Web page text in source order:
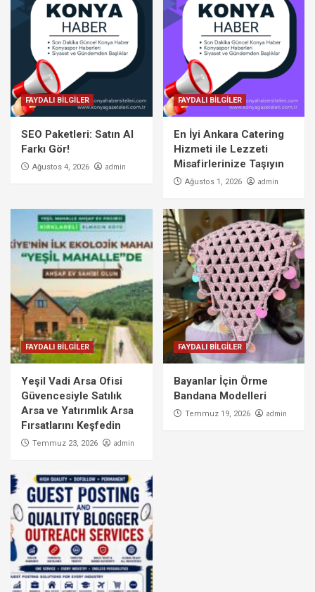
FAYDALI BİLGİLER
SEO Paketleri: Satın Al
Farkı Gör!
Ağustos 4, 2026 admin
FAYDALI BİLGİLER
En İyi Ankara Catering
Hizmeti ile Lezzeti
Misafirlerinize Taşıyın
Ağustos 1, 2026 admin
FAYDALI BİLGİLER
Yeşil Vadi Arsa Ofisi
Güvencesiyle Satılık
Arsa ve Yatırımlık Arsa
Fırsatlarını Keşfedin
Temmuz 23, 2026 admin
FAYDALI BİLGİLER
Bayanlar İçin Örme
Bandana Modelleri
Temmuz 19, 2026 admin